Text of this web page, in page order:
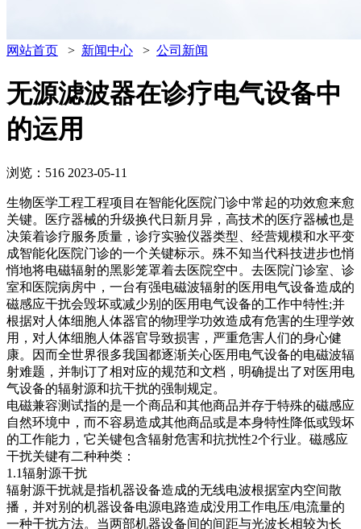
网站首页 > 新闻中心 > 公司新闻
无源滤波器在诊疗电气设备中
的运用
浏览：516 2023-05-11
生物医学工程工程项目在智能化医院门诊中常起的功效愈来愈
关键。医疗器械的升级换代日新月异，高技术的医疗器械也是
决策着诊疗服务质量，诊疗实验仪器类型、经营规模和水平变
成智能化医院门诊的一个关键标示。殊不知当代科技进步也悄
悄地将电磁辐射的黑影笼罩着去医院空中。去医院门诊室、诊
室和医院病房中，一台有强电磁波辐射的医用电气设备造成的
磁感应干扰会毁坏或减少别的医用电气设备的工作中特性;并
根据对人体细胞人体器官的物理学功效造成有危害的生理学效
用，对人体细胞人体器官导致损害，严重危害人们的身心健
康。因而全世界很多我国都逐渐关心医用电气设备的电磁波辐
射难题，并制订了相对应的规范和文档，明确提出了对医用电
气设备的辐射源和抗干扰的强制规定。
电磁兼容测试指的是一个商品和其他商品并存于特殊的磁感应
自然环境中，而不容易造成其他商品或是本身特性降低或毁坏
的工作能力，它关键包含辐射危害和抗扰性2个行业。磁感应
干扰关键有二种种类：
1.1辐射源干扰
辐射源干扰就是指机器设备造成的无线电波根据室内空间散
播，并对别的机器设备电源电路造成没用工作电压/电流量的
一种干扰方法。当两部机器设备间的间距与光波长相较为长